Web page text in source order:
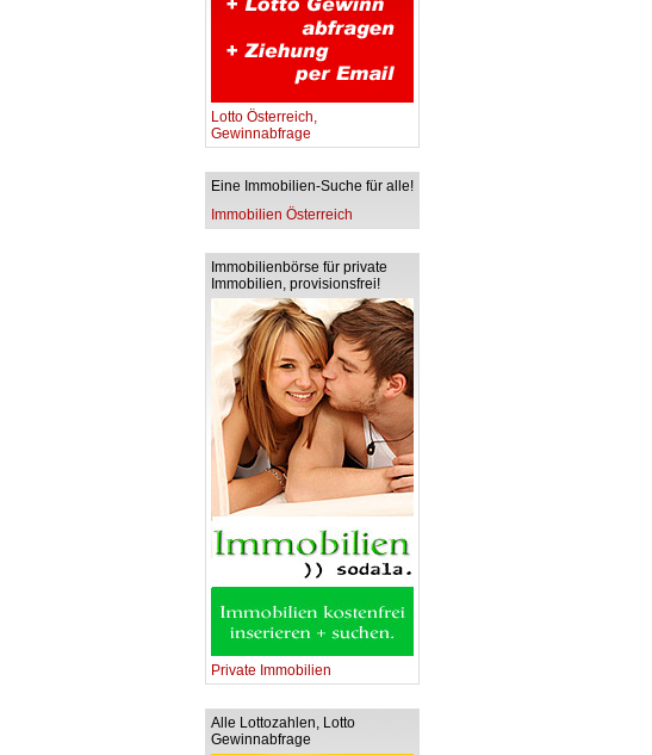
Lotto Österreich,
Gewinnabfrage
Eine Immobilien-Suche für alle!
Immobilien Österreich
Immobilienbörse für private
Immobilien, provisionsfrei!
Private Immobilien
Alle Lottozahlen, Lotto
Gewinnabfrage